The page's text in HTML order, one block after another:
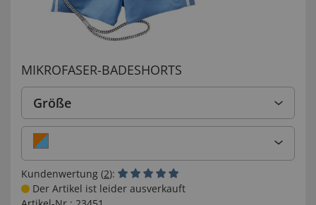
MIKROFASER-BADESHORTS
Größe
Kundenwertung (2):
Der Artikel ist leider ausverkauft